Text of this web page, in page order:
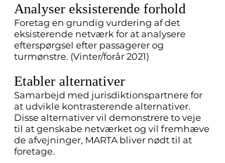
Analyser eksisterende forhold
Foretag en grundig vurdering af det
eksisterende netværk for at analysere
efterspørgsel efter passagerer og
turmønstre. (Vinter/forår 2021)
Etabler alternativer
Samarbejd med jurisdiktionspartnere for
at udvikle kontrasterende alternativer.
Disse alternativer vil demonstrere to veje
til at genskabe netværket og vil fremhæve
de afvejninger, MARTA bliver nødt til at
foretage.